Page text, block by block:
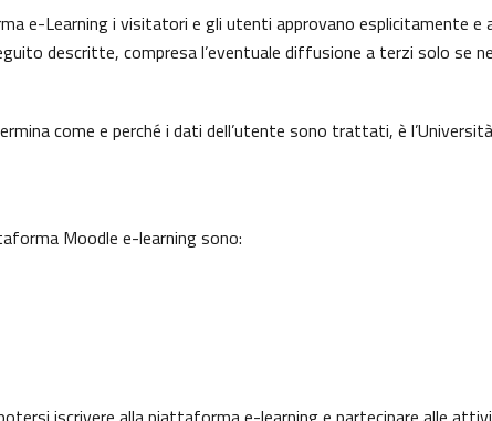
e-Learning i visitatori e gli utenti approvano esplicitamente
descritte, compresa l’eventuale diffusione a terzi solo se
come e perché i dati dell’utente sono trattati, è
Moodle e-learning sono: